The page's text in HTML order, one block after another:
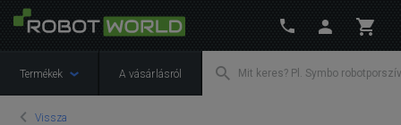
Termékek A vásárlásról
Vissza